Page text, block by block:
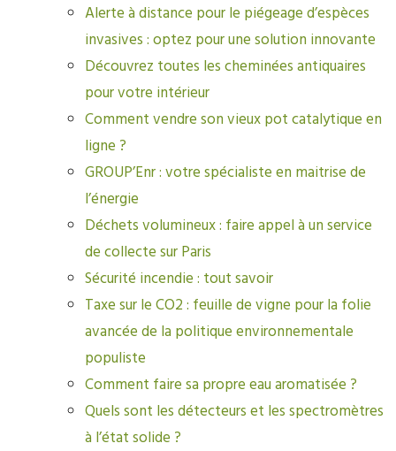
Alerte à distance pour le piégeage d’espèces
invasives : optez pour une solution innovante
Découvrez toutes les cheminées antiquaires
pour votre intérieur
Comment vendre son vieux pot catalytique en
ligne ?
GROUP’Enr : votre spécialiste en maitrise de
l’énergie
Déchets volumineux : faire appel à un service
de collecte sur Paris
Sécurité incendie : tout savoir
Taxe sur le CO2 : feuille de vigne pour la folie
avancée de la politique environnementale
populiste
Comment faire sa propre eau aromatisée ?
Quels sont les détecteurs et les spectromètres
à l’état solide ?